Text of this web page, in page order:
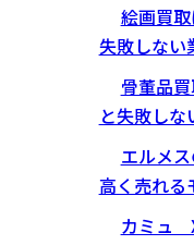
絵画買
失敗しない
骨董品
と失敗し
エルメ
高く売れる
カミュ